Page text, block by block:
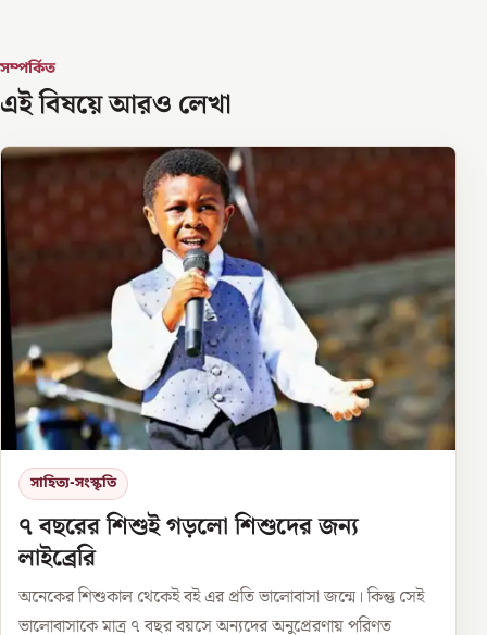
সম্পর্কিত
এই বিষয়ে আরও লেখা
সাহিত্য-সংস্কৃতি
৭ বছরের শিশুই গড়লো শিশুদের জন্য
লাইব্রেরি
অনেকের শিশুকাল থেকেই বই এর প্রতি ভালোবাসা জন্মে। কিন্তু সেই
ভালোবাসাকে মাত্র ৭ বছর বয়সে অন্যদের অনুপ্রেরণায় পরিণত